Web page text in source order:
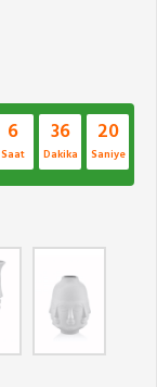
6
Saat
36
Dakika
20
Saniye